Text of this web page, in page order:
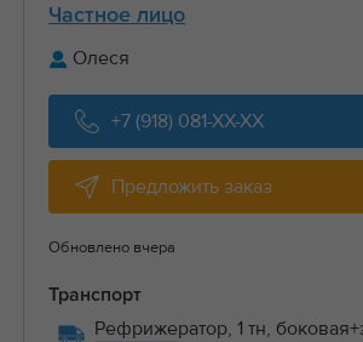
Частное лицо
Олеся
+7 (918) 081-XX-XX
Предложить заказ
Обновлено вчера
Транспорт
Рефрижератор, 1 тн,